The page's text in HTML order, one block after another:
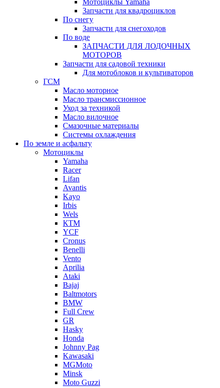
Мотоциклы Yamaha
Запчасти для квадроциклов
По снегу
Запчасти для снегоходов
По воде
ЗАПЧАСТИ ДЛЯ ЛОДОЧНЫХ
МОТОРОВ
Запчасти для садовой техники
Для мотоблоков и культиваторов
ГСМ
Масло моторное
Масло трансмиссионное
Уход за техникой
Масло вилочное
Смазочные материалы
Системы охлаждения
По земле и асфальту
Мотоциклы
Yamaha
Racer
Lifan
Avantis
Kayo
Irbis
Wels
КТМ
YCF
Cronus
Benelli
Vento
Aprilia
Ataki
Bajaj
Baltmotors
BMW
Full Crew
GR
Hasky
Honda
Johnny Pag
Kawasaki
MGMoto
Minsk
Moto Guzzi